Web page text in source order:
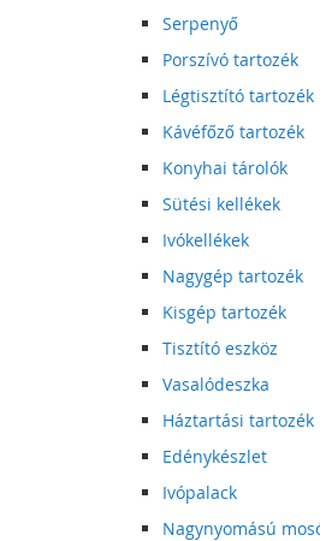
Serpenyő
Porszívó tartozék
Légtisztító tartozék
Kávéfőző tartozék
Konyhai tárolók
Sütési kellékek
Ivókellékek
Nagygép tartozék
Kisgép tartozék
Tisztító eszköz
Vasalódeszka
Háztartási tartozék
Edénykészlet
Ivópalack
Nagynyomású